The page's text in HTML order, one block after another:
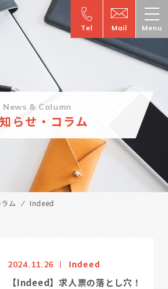
Tel Mail Menu
News & Column
らせ・コラム
ム Indeed
2024.11.26 Indeed
【Indeed】求人票の落とし穴！